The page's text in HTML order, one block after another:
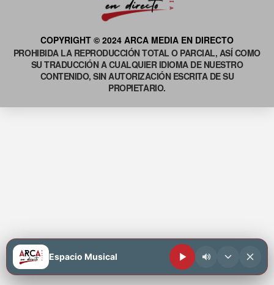
COPYRIGHT © 2024 ARCA MEDIA EN DIRECTO
PROHIBIDA LA REPRODUCCIÓN TOTAL O PARCIAL, ASÍ COMO
SU TRADUCCIÓN A CUALQUIER IDIOMA DE NUESTRO
CONTENIDO, SIN AUTORIZACIÓN ESCRITA DE SU
PROPIETARIO.
Espacio Musical